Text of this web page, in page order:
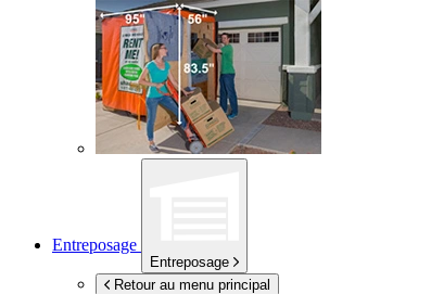
Entreposage
Entreposage
Retour au menu principal